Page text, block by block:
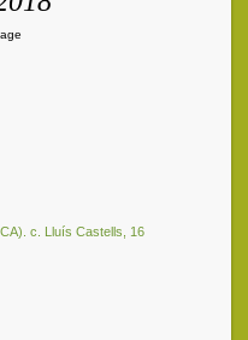
c. Lluís Castells, 16